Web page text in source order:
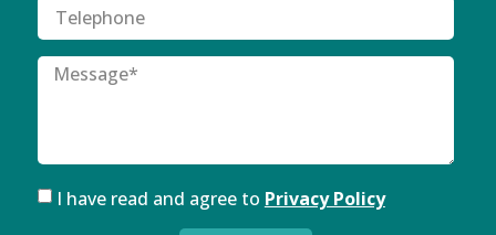
I have read and agree to Privacy Policy